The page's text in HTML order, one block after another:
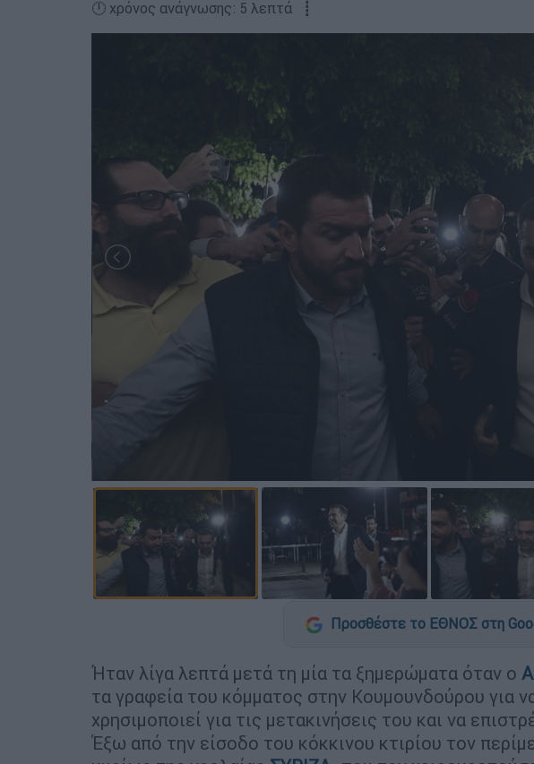
🕛 χρόνος ανάγνωσης: 5 λεπτά ┋
Προσθέστε το ΕΘΝΟΣ στη
Ήταν λίγα λεπτά μετά τη μία τα ξημερώματα όταν ο
τα γραφεία του κόμματος στην Κουμουνδούρου για
χρησιμοποιεί για τις μετακινήσεις του και να
Έξω από την είσοδο του κόκκινου κτιρίου τον